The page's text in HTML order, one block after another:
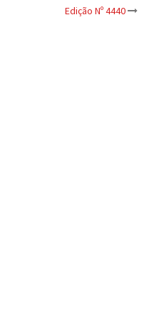
Edição Nº 4440